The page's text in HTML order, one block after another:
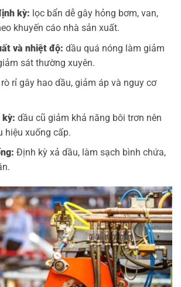
kỳ: lọc bẩn dễ gây hỏng bơm, van,
khuyến cáo nhà sản xuất.
và nhiệt độ: dầu quá nóng làm giảm
sát thường xuyên.
rò rỉ gây hao dầu, giảm áp và nguy cơ
kỳ: dầu cũ giảm khả năng bôi trơn nên
hiệu xuống cấp.
Định kỳ xả dầu, làm sạch bình chứa,